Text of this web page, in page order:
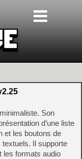
Son
d’une liste
et les boutons de
textuels. Il supporte
les formats audio